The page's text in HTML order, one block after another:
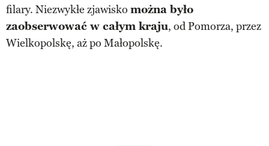
filary. Niezwykłe zjawisko można było
zaobserwować w całym kraju, od Pomorza, przez
Wielkopolskę, aż po Małopolskę.